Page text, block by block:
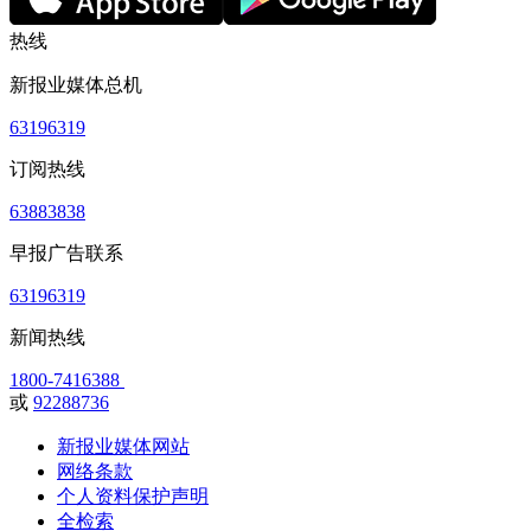
热线
新报业媒体总机
63196319
订阅热线
63883838
早报广告联系
63196319
新闻热线
1800-7416388
或 92288736
新报业媒体网站
网络条款
个人资料保护声明
全检索